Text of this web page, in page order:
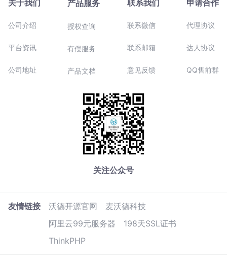
关于我们
公司介绍
平台资讯
公司地址
产品服务
授权查询
有偿服务
产品文档
联系我们
联系微信
联系邮箱
意见反馈
申请合作
代理协议
达人协议
QQ售前群
关注公众号
友情链接 沃德开源官网
麦沃德科技
阿里云99元服务器
198天SSL证书
ThinkPHP